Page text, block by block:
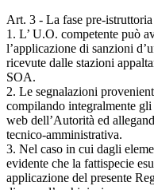
Art. 3 - La fase pre-istruttoria
1. L’ U.O. competente può
l’applicazione di sanzioni
ricevute dalle stazioni
SOA.
2. Le segnalazioni
compilando integralmente
web dell’Autorità ed
tecnico-amministrativa.
3. Nel caso in cui dagli
evidente che la fattispecie
applicazione del presente